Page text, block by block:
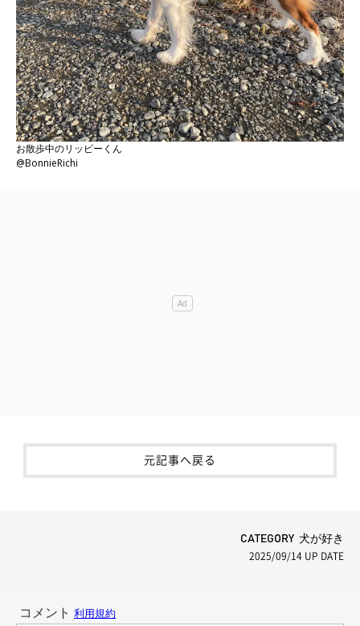
お散歩中のリッピーくん
@BonnieRichi
元記事へ戻る
CATEGORY 犬が好き
2025/09/14 UP DATE